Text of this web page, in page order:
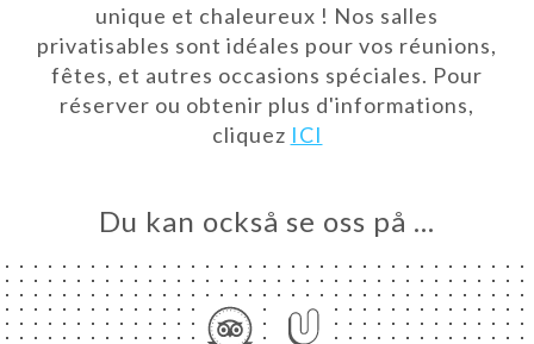
unique et chaleureux ! Nos salles
privatisables sont idéales pour vos réunions,
fêtes, et autres occasions spéciales. Pour
réserver ou obtenir plus d'informations,
cliquez ICI
Du kan också se oss på …